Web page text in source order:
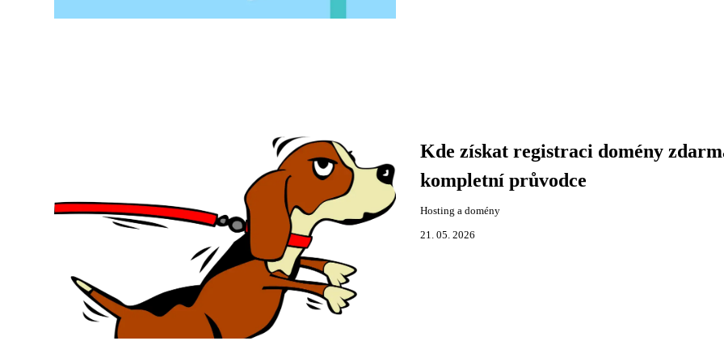
Kde získat registraci domény
kompletní průvodce
Hosting a domény
21. 05. 2026